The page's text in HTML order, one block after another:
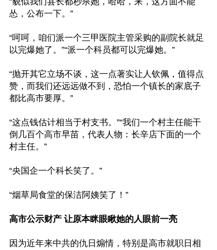
怂，公布一下。”
“呵呵，咱们派一个三甲医院主管采购的副院长就足
以完爆她了。”“派一个科员都可以完爆她。”
“抛开其它立场不谈，这一点著实让人钦佩，值得点
赞，而我们还远远做不到，恐怕一个镇长的家底子
都比高市要厚。”
“这点钱估计相当于村支书。”“我们一个村主任能干
倒几百个高市早苗，代表人物：长辛店下面的一个
村主任。”
“央国企一个科长笑了。”
“烟草局食堂的保洁阿姨笑了！”
高市公示财产 让原本眯眼瞅她的人眼前一亮
因为近年来中共的仇日煽情，特别是高市就职日相